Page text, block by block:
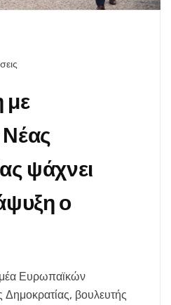
με
ψάχνει
ο
Ευρωπαϊκών
βουλευτής